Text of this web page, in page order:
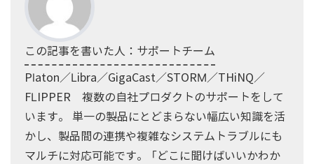
この記事を書いた人：サポートチーム
Platon／Libra／GigaCast／STORM／THiNQ／
FLIPPER 複数の自社プロダクトのサポートをして
います。 単一の製品にとどまらない幅広い知識を活
かし、製品間の連携や複雑なシステムトラブルにも
マルチに対応可能です。 「どこに聞けばいいかわか